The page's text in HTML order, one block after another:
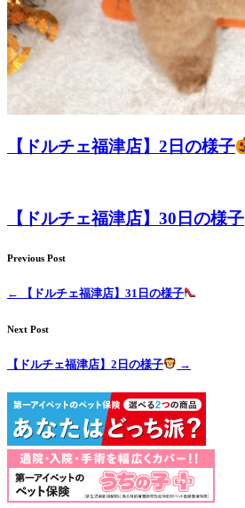
【ドルチェ福津店】2日の様子
【ドルチェ福津店】30日の様子
Previous Post
← 【ドルチェ福津店】31日の様子
Next Post
【ドルチェ福津店】2日の様子 →